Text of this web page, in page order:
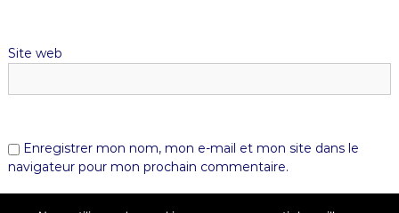
Site web
Enregistrer mon nom, mon e-mail et mon site dans le
navigateur pour mon prochain commentaire.